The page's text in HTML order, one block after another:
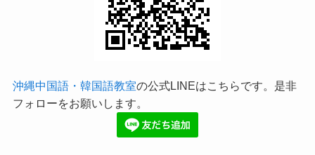
沖縄中国語・韓国語教室の公式LINEはこちらです。是非
フォローをお願いします。